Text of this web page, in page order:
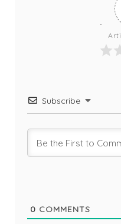
Subscribe
0 COMMENTS